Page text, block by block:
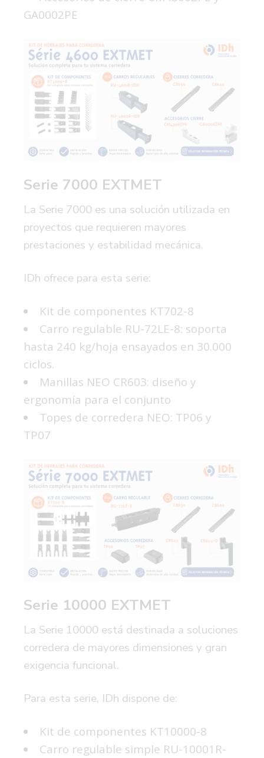
GA0002PE
Serie 7000 EXTMET
La Serie 7000 es una solución utilizada en
proyectos que requieren mayores
prestaciones y estabilidad mecánica.
IDh ofrece para esta serie:
Kit de componentes KT702-8
Carro regulable RU-72LE-8: soporta
hasta 240 kg/hoja ensayados en 30.000
ciclos.
Manillas NEO CR603: diseño y
ergonomía para el conjunto
Topes de corredera NEO: TP06 y
TP07
Serie 10000 EXTMET
La Serie 10000 está destinada a soluciones
corredera de mayores dimensiones y gran
exigencia funcional.
Para esta serie, IDh dispone de:
Kit de componentes KT10000-8
Carro regulable simple RU-10001R-